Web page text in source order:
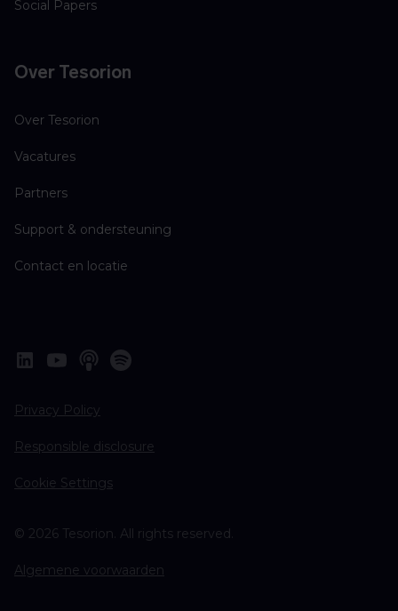
Social Papers
Over Tesorion
Over Tesorion
Vacatures
Partners
Support & ondersteuning
Contact en locatie
© 2026 Tesorion. All rights reserved.
Privacy Policy
Responsible disclosure
Cookie Settings
Algemene voorwaarden